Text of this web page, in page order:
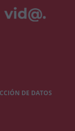
DE DATOS